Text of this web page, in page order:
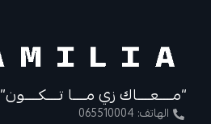
“مــــعــــاك زي مــــا تــــكــــون”
الهاتف: 065510004